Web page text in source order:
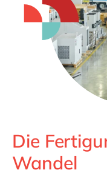
Philippines
Singapore
Die
Wandel